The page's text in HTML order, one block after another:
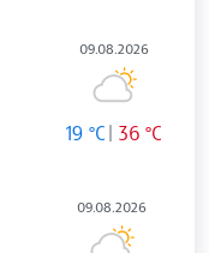
09.08.2026
19 °C 36 °C
09.08.2026